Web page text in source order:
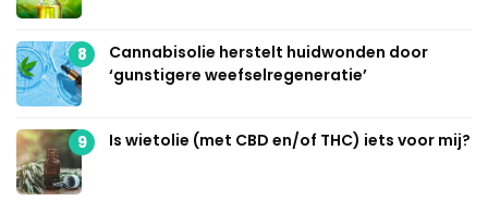
8
Cannabisolie herstelt huidwonden door
‘gunstigere weefselregeneratie’
9 Is wietolie (met CBD en/of THC) iets voor mij?